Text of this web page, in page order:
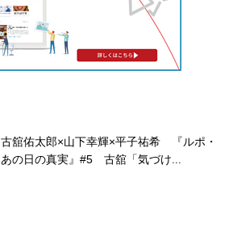
古舘佑太郎×山下幸輝×平子祐希 『ルポ・
あの日の真実』#5 古舘「気づけ...